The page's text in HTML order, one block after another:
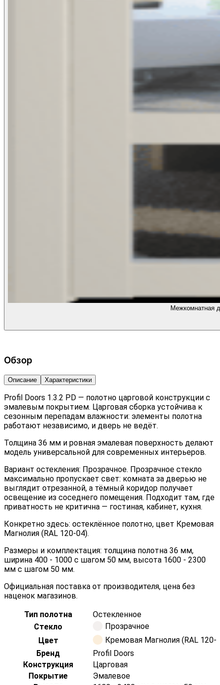
Межкомнатная
Обзор
Описание Характеристики
Profil Doors 1.3.2 PD — полотно царговой конструкции с
эмалевым покрытием. Царговая сборка устойчива к
сезонным перепадам влажности: элементы полотна
работают независимо, и дверь не ведёт.
Толщина 36 мм и ровная эмалевая поверхность делают
модель универсальной для современных интерьеров.
Вариант остекления: Прозрачное. Прозрачное стекло
максимально пропускает свет: комната за дверью не
выглядит отрезанной, а тёмный коридор получает
освещение из соседнего помещения. Подходит там, где
приватность не критична — гостиная, кабинет, кухня.
Конкретно здесь: остеклённое полотно, цвет Кремовая
Магнолия (RAL 120-04).
Размеры и комплектация: толщина полотна 36 мм,
ширина 400 - 1000 с шагом 50 мм, высота 1600 - 2300
мм с шагом 50 мм.
Официальная поставка от производителя, цена без
наценок магазинов.
Тип полотна
Остекленное
Стекло
Прозрачное
Цвет
Кремовая Магнолия (RAL 120-
Бренд
Profil Doors
Конструкция
Царговая
Покрытие
Эмалевое